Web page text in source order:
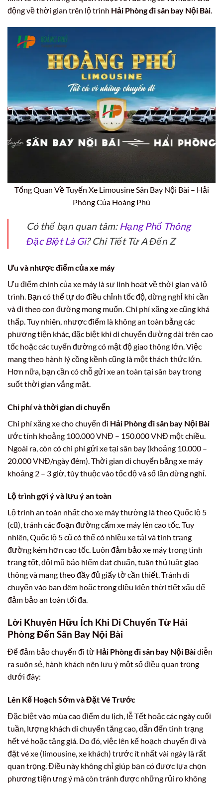
động về thời gian trên lộ trình Hải Phòng đi sân bay Nội Bài
Tổng Quan Về Tuyến Xe Limousine Sân Bay Nội Bài – Hải
Phòng Của Hoàng Phú
Có thể bạn quan tâm: Hạng Phổ Thông
Đặc Biệt Là Gì? Chi Tiết Từ A Đến Z
Ưu và nhược điểm của xe máy
Ưu điểm chính của xe máy là sự linh hoạt về thời gian và lộ
trình. Bạn có thể tự do điều chỉnh tốc độ, dừng nghỉ khi cần
và đi theo con đường mong muốn. Chi phí xăng xe cũng khá
thấp. Tuy nhiên, nhược điểm là không an toàn bằng các
phương tiện khác, đặc biệt khi di chuyển đường dài trên cao
tốc hoặc các tuyến đường có mật độ giao thông lớn. Việc
mang theo hành lý cồng kềnh cũng là một thách thức lớn.
Hơn nữa, bạn cần có chỗ gửi xe an toàn tại sân bay trong
suốt thời gian vắng mặt.
Chi phí và thời gian di chuyển
Chi phí xăng xe cho chuyến đi Hải Phòng đi sân bay Nội Bài
ước tính khoảng 100.000 VNĐ – 150.000 VNĐ một chiều.
Ngoài ra, còn có chi phí gửi xe tại sân bay (khoảng 10.000 –
20.000 VNĐ/ngày đêm). Thời gian di chuyển bằng xe máy
khoảng 2 – 3 giờ, tùy thuộc vào tốc độ và số lần dừng nghỉ.
Lộ trình gợi ý và lưu ý an toàn
Lộ trình an toàn nhất cho xe máy thường là theo Quốc lộ 5
(cũ), tránh các đoạn đường cấm xe máy lên cao tốc. Tuy
nhiên, Quốc lộ 5 cũ có thể có nhiều xe tải và tình trạng
đường kém hơn cao tốc. Luôn đảm bảo xe máy trong tình
trạng tốt, đội mũ bảo hiểm đạt chuẩn, tuân thủ luật giao
thông và mang theo đầy đủ giấy tờ cần thiết. Tránh di
chuyển vào ban đêm hoặc trong điều kiện thời tiết xấu để
đảm bảo an toàn tối đa.
Lời Khuyên Hữu Ích Khi Di Chuyển Từ Hải
Phòng Đến Sân Bay Nội Bài
Để đảm bảo chuyến đi từ Hải Phòng đi sân bay Nội Bàidiễn
ra suôn sẻ, hành khách nên lưu ý một số điều quan trọng
dưới đây:
Lên Kế Hoạch Sớm và Đặt Vé Trước
Đặc biệt vào mùa cao điểm du lịch, lễ Tết hoặc các ngày cuối
tuần, lượng khách di chuyển tăng cao, dẫn đến tình trạng
hết vé hoặc tăng giá. Do đó, việc lên kế hoạch chuyến đi và
đặt vé xe (limousine, xe khách) trước ít nhất vài ngày là rất
quan trọng. Điều này không chỉ giúp bạn có được lựa chọn
phương tiện ưng ý mà còn tránh được những rủi ro không